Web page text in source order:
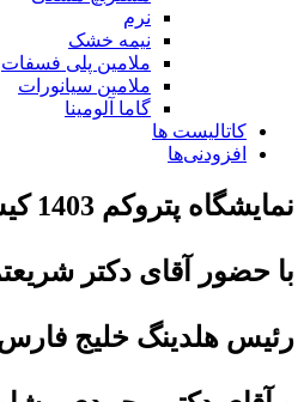
نرم
نیمه خشک
ملامین پلی فسفات
ملامین سیانورات
گاما آلومینا
کاتالیست ها
افزودنی‌ها
نمایشگاه پتروکم 1403 کیش
با حضور آقای دکتر
رئیس هلدینگ خلیج